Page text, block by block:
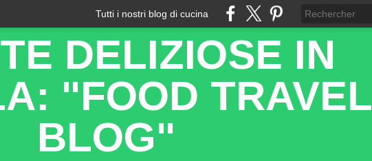
Tutti i nostri blog di cucina
DELIZIOSE IN
"FOOD TRAVEL
BLOG"